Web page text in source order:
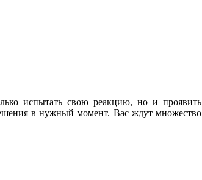
испытать свою реакцию, но и проявить
в нужный момент. Вас ждут множество